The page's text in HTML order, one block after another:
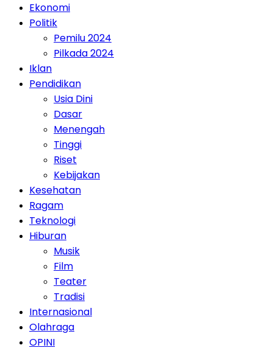
Ekonomi
Politik
Pemilu 2024
Pilkada 2024
Iklan
Pendidikan
Usia Dini
Dasar
Menengah
Tinggi
Riset
Kebijakan
Kesehatan
Ragam
Teknologi
Hiburan
Musik
Film
Teater
Tradisi
Internasional
Olahraga
OPINI